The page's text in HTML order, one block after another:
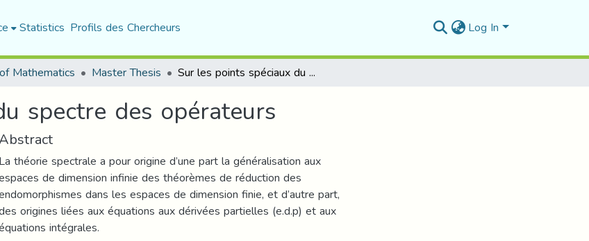
Statistics Profils des Chercheurs Log In
Mathematics Master Thesis Sur les points spéciaux du spectre des opérateurs
spectre des opérateurs
La théorie spectrale a pour origine d’une part la généralisation aux
de dimension infinie des théorèmes de réduction des
dans les espaces de dimension finie, et d’autre part,
origines liées aux équations aux dérivées partielles (e.d.p) et aux
intégrales.